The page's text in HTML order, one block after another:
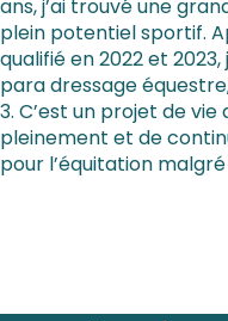
ans, j’ai trouvé une
plein potentiel sportif.
qualifié en 2022 et
para dressage
3. C’est un projet de
pleinement et de
pour l’équitation malgré